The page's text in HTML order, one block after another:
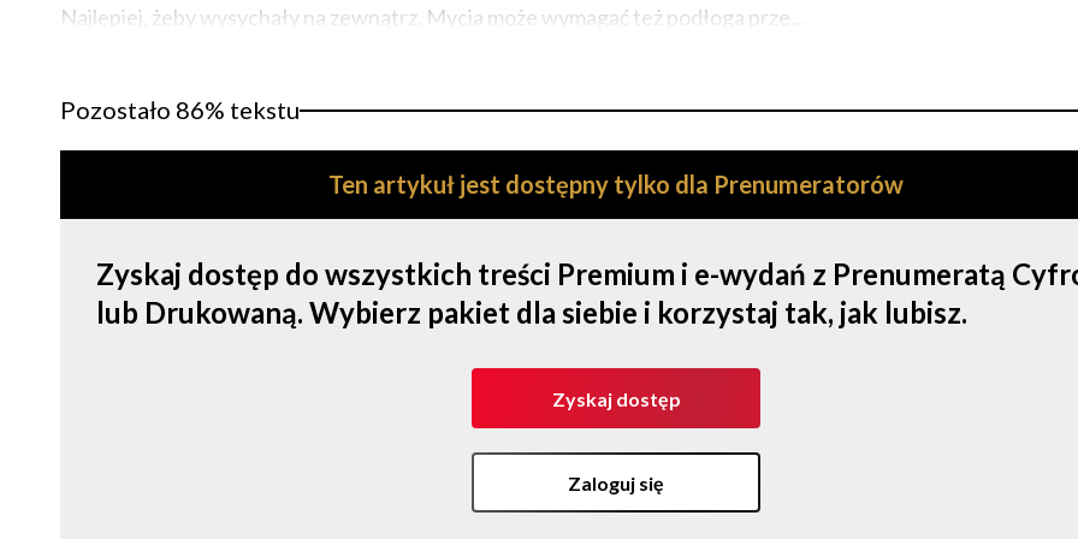
Najlepiej, żeby wysychały na zewnątrz. Mycia może wymagać też podłoga prze...
Pozostało 86% tekstu
Ten artykuł jest dostępny tylko dla Prenumeratorów
Zyskaj dostęp do wszystkich treści Premium i e-wydań z Prenumeratą
lub Drukowaną. Wybierz pakiet dla siebie i korzystaj tak, jak lubisz.
Zyskaj dostęp
Zaloguj się